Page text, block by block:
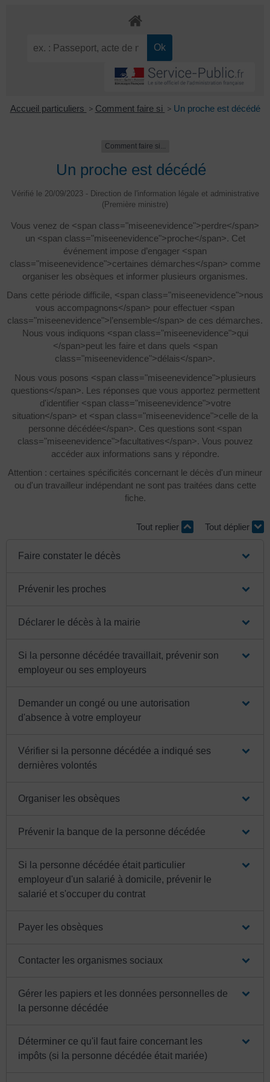
Accueil particuliers > Comment faire si > Un proche est décédé
Comment faire si...
Un proche est décédé
Vérifié le 20/09/2023 - Direction de l'information légale et administrative
(Première ministre)
Vous venez de <span class="miseenevidence">perdre</span>
un <span class="miseenevidence">proche</span>. Cet
événement impose d’engager <span
class="miseenevidence">certaines démarches</span> comme
organiser les obsèques et informer plusieurs organismes.
Dans cette période difficile, <span class="miseenevidence">nous
vous accompagnons</span> pour effectuer <span
class="miseenevidence">l’ensemble</span> de ces démarches.
Nous vous indiquons <span class="miseenevidence">qui
</span>peut les faire et dans quels <span
class="miseenevidence">délais</span>.
Nous vous posons <span class="miseenevidence">plusieurs
questions</span>. Les réponses que vous apportez permettent
d'identifier <span class="miseenevidence">votre
situation</span> et <span class="miseenevidence">celle de la
personne décédée</span>. Ces questions sont <span
class="miseenevidence">facultatives</span>. Vous pouvez
accéder aux informations sans y répondre.
Attention : certaines spécificités concernant le décès d'un mineur
ou d'un travailleur indépendant ne sont pas traitées dans cette
fiche.
Tout replier Tout déplier
Faire constater le décès
Prévenir les proches
Déclarer le décès à la mairie
Si la personne décédée travaillait, prévenir son
employeur ou ses employeurs
Demander un congé ou une autorisation
d'absence à votre employeur
Vérifier si la personne décédée a indiqué ses
dernières volontés
Organiser les obsèques
Prévenir la banque de la personne décédée
Si la personne décédée était particulier
employeur d'un salarié à domicile, prévenir le
salarié et s'occuper du contrat
Payer les obsèques
Contacter les organismes sociaux
Gérer les papiers et les données personnelles de
la personne décédée
Déterminer ce qu'il faut faire concernant les
impôts (si la personne décédée était mariée)